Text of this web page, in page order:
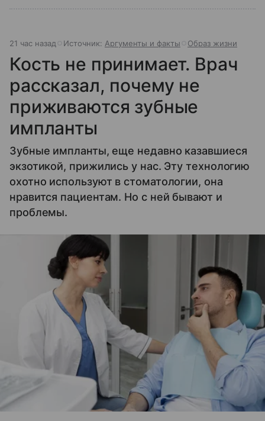
21 час назад Источник: Аргументы и факты Образ жизни
Кость не принимает. Врач
рассказал, почему не
приживаются зубные
импланты
Зубные импланты, еще недавно казавшиеся
экзотикой, прижились у нас. Эту технологию
охотно используют в стоматологии, она
нравится пациентам. Но с ней бывают и
проблемы.